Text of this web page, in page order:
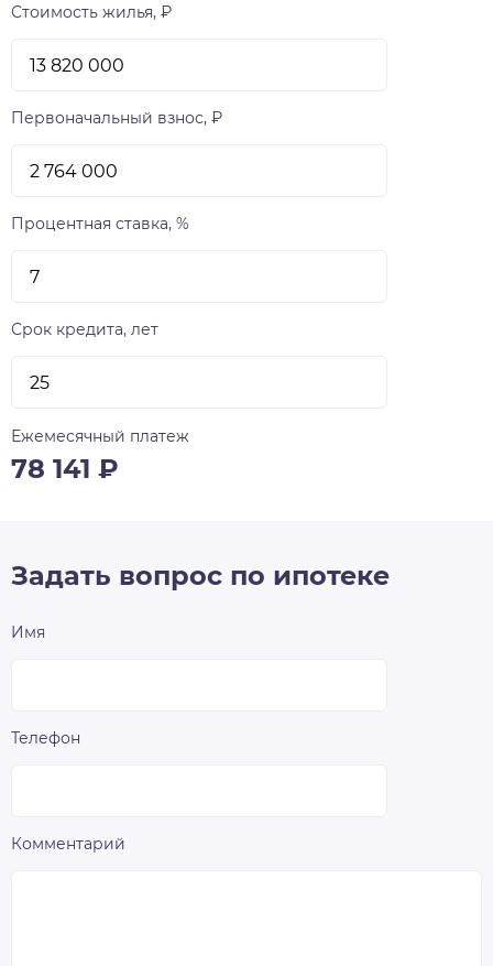
Стоимость жилья, ₽
Первоначальный взнос, ₽
Процентная ставка, %
Срок кредита, лет
Ежемесячный платеж
78 141 ₽
Задать вопрос по ипотеке
Имя
Телефон
Комментарий